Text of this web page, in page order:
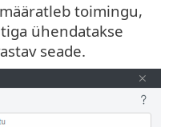
toimingu,
ühendatakse
seade.